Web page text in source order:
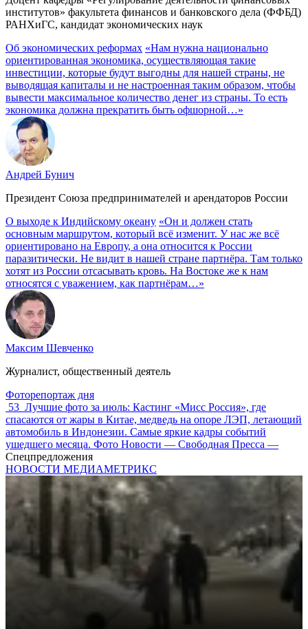
институтов» факультета финансов и банковского дела (ФФБД)
РАНХиГС, кандидат экономических наук
Об экономических реформах «Нам нужна национально
ориентированная экономика, осуществляющая такие
инвестиции, которые будут выгодны для нашей страны, не
выводящая капиталы и не настроенная таким образом, чтобы
вывести максимальное количество денег из страны. То есть
экономика должна прекратить быть офшорной…»
Андрей Бунич
Президент Союза предпринимателей и арендаторов России
О выходе к Индийскому океану «Он и должен стать
основным маршрутом, который всё изменит. У нас же всё
ориентировано на Европу, а она относится к России
паразитически. Не видит в нашей стране партнёра. Там только
хотят из России отсасывать кровь. На Востоке же к нам
относятся с уважением, как партнёрам…»
Максим Шевченко
Журналист, общественный деятель
Фоторепортаж дня
53 Лучшие фото за июль: Кастинг «Мисс Россия», где
спасаются от жары в Китае, медведь на опоре ЛЭП, летающий
автомобиль в Индонезии. Самые яркие кадры событий
ушедшего месяца. Фото Новости — Свободная Пресса —
Спецпредложения
НОВОСТИ МЕДИАМЕТРИКС